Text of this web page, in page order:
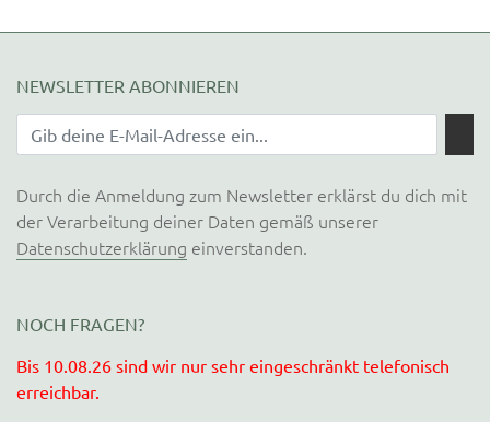
NEWSLETTER ABONNIEREN
Durch die Anmeldung zum Newsletter erklärst du dich mit
der Verarbeitung deiner Daten gemäß unserer
Datenschutzerklärung einverstanden.
NOCH FRAGEN?
Bis 10.08.26 sind wir nur sehr eingeschränkt telefonisch
erreichbar.